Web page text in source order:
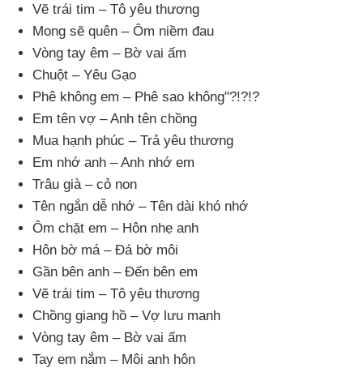
Vẽ trái tim – Tô yêu thương
Mong sẽ quên – Ôm niềm đau
Vòng tay êm – Bờ vai ấm
Chuột – Yêu Gạo
Phê không em – Phê sao không"?!?!?
Em tên vợ – Anh tên chồng
Mua hạnh phúc – Trả yêu thương
Em nhớ anh – Anh nhớ em
Trâu già – cỏ non
Tên ngắn dễ nhớ – Tên dài khó nhớ
Ôm chặt em – Hôn nhẹ anh
Hôn bờ má – Đá bờ môi
Gần bên anh – Đến bên em
Vẽ trái tim – Tô yêu thương
Chồng giang hồ – Vợ lưu manh
Vòng tay êm – Bờ vai ấm
Tay em nắm – Môi anh hôn